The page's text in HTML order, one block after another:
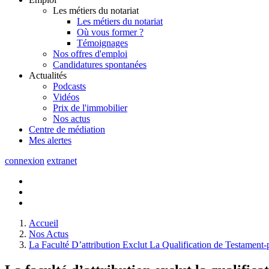
Les métiers du notariat
Les métiers du notariat
Où vous former ?
Témoignages
Nos offres d'emploi
Candidatures spontanées
Actualités
Podcasts
Vidéos
Prix de l'immobilier
Nos actus
Centre de médiation
Mes alertes
connexion extranet
Accueil
Nos Actus
La Faculté D’attribution Exclut La Qualification de Testament-